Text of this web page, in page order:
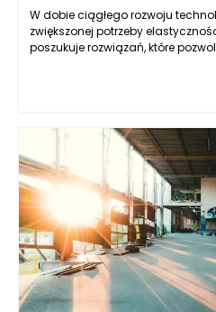
W dobie ciągłego rozwoju
zwiększonej potrzeby
poszukuje rozwiązań, które
dowolnego miejsca. Wdrożenie
system poczty elektronicznej,
współpracę, zarządzanie
czyni go idealnym rozwiązaniem
hybrydowej pracy. Dzięki Zimbra,
ze swojego konta e-mail oraz z
urządzeniach, takich jak
niezależnie od tego, czy są w